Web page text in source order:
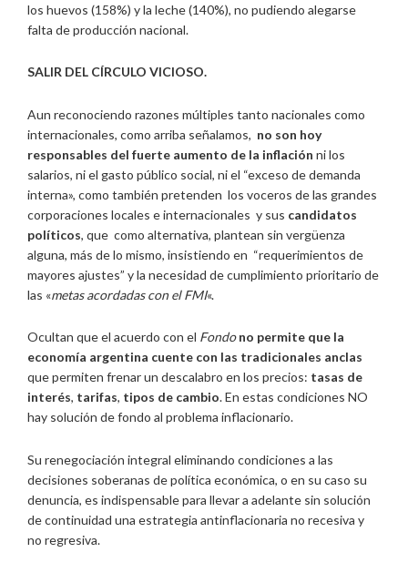
los huevos (158%) y la leche (140%), no pudiendo alegarse
falta de producción nacional.
SALIR DEL CÍRCULO VICIOSO.
Aun reconociendo razones múltiples tanto nacionales como
internacionales, como arriba señalamos, no son hoy
responsables del fuerte aumento de la inflación ni los
salarios, ni el gasto público social, ni el “exceso de demanda
interna», como también pretenden los voceros de las grandes
corporaciones locales e internacionales y sus candidatos
políticos, que como alternativa, plantean sin vergüenza
alguna, más de lo mismo, insistiendo en “requerimientos de
mayores ajustes” y la necesidad de cumplimiento prioritario de
las «metas acordadas con el FMI«.
Ocultan que el acuerdo con el Fondo no permite que la
economía argentina cuente con las tradicionales anclas
que permiten frenar un descalabro en los precios: tasas de
interés, tarifas, tipos de cambio. En estas condiciones NO
hay solución de fondo al problema inflacionario.
Su renegociación integral eliminando condiciones a las
decisiones soberanas de política económica, o en su caso su
denuncia, es indispensable para llevar a adelante sin solución
de continuidad una estrategia antinflacionaria no recesiva y
no regresiva.